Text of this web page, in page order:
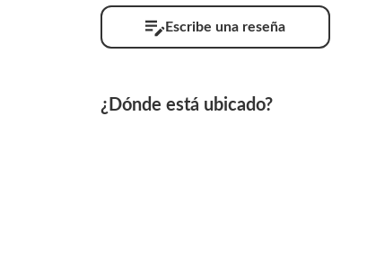
Escribe una reseña
¿Dónde está ubicado?